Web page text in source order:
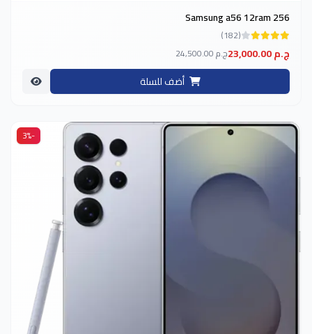
Samsung a56 12ram 256
(182)
23,000.00 ج.م 24,500.00 ج.م
أضف للسلة
-3%